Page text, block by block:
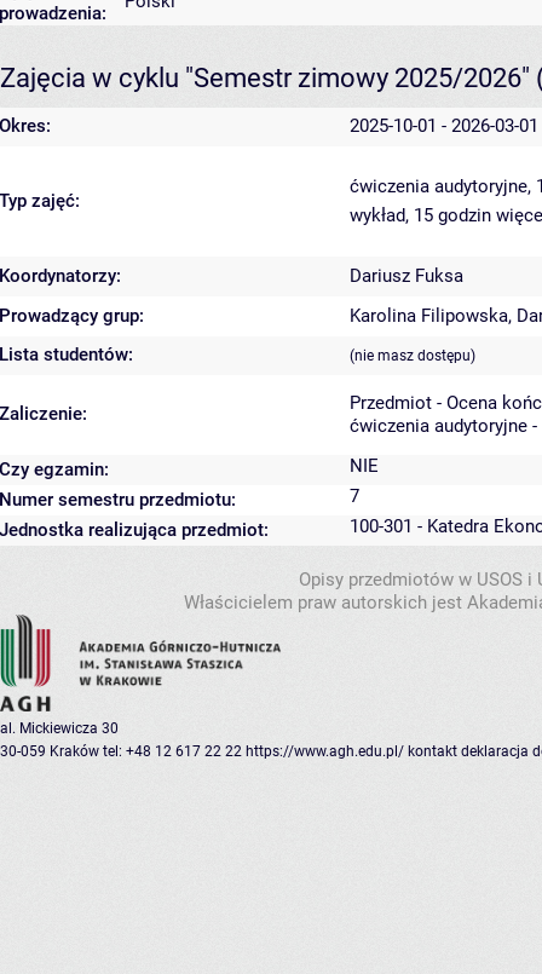
prowadzenia:
Zajęcia w cyklu "Semestr zimowy 2025/2026"
Okres: 2025-10-01 - 2026-03-01
Typ zajęć:
ćwiczenia audytoryjne,
wykład, 15 godzin
Koordynatorzy:
Dariusz Fuksa
Prowadzący grup:
Karolina Filipowska,
Lista studentów:
(nie masz dostępu)
Zaliczenie:
Przedmiot - Ocena
ćwiczenia audytoryjne
Czy egzamin:
NIE
Numer semestru przedmiotu:
7
Jednostka realizująca przedmiot:
100-301 - Katedra
Opisy przedmiotów w USOS
Właścicielem praw autorskich jest
al. Mickiewicza 30
30-059 Kraków tel: +48 12 617 22 22 https://www.agh.edu.pl/ kontakt deklaracja